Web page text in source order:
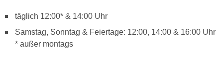
täglich 12:00* & 14:00 Uhr
Samstag, Sonntag & Feiertage: 12:00, 14:00 & 16:00 Uhr
* außer montags